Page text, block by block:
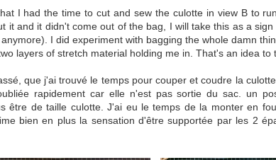
I had the time to cut and sew the culotte in view B to
it and it didn't come out of the bag, I will take this as a
I did experiment with bagging the whole damn
layers of stretch material holding me in. That's an idea to
que j'ai trouvé le temps pour couper et coudre la
rapidement car elle n'est pas sortie du sac. un
être de taille culotte. J'ai eu le temps de la monter en
bien en plus la sensation d'être supportée par les 2